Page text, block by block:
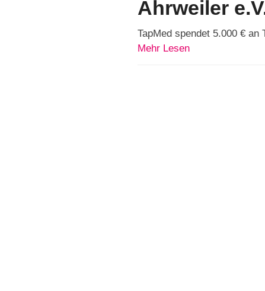
Ahrweiler
TapMed spendet 5.000 €
Mehr Lesen